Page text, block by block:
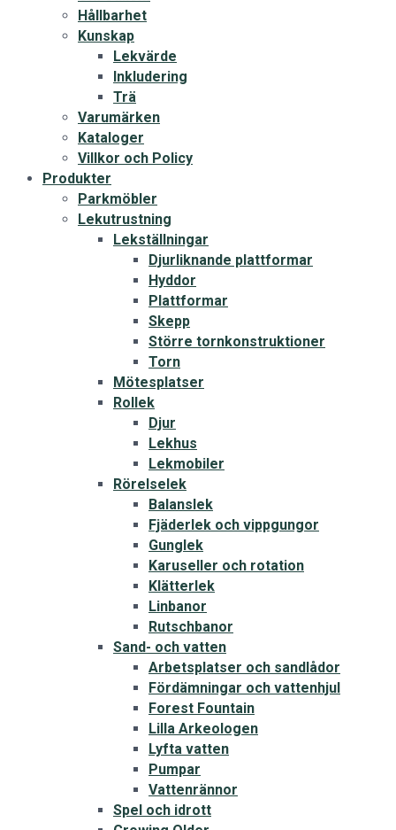
Hållbarhet
Kunskap
Lekvärde
Inkludering
Trä
Varumärken
Kataloger
Villkor och Policy
Produkter
Parkmöbler
Lekutrustning
Lekställningar
Djurliknande plattformar
Hyddor
Plattformar
Skepp
Större tornkonstruktioner
Torn
Mötesplatser
Rollek
Djur
Lekhus
Lekmobiler
Rörelselek
Balanslek
Fjäderlek och vippgungor
Gunglek
Karuseller och rotation
Klätterlek
Linbanor
Rutschbanor
Sand- och vatten
Arbetsplatser och sandlådor
Fördämningar och vattenhjul
Forest Fountain
Lilla Arkeologen
Lyfta vatten
Pumpar
Vattenrännor
Spel och idrott